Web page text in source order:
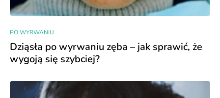
PO WYRWANIU
Dziąsła po wyrwaniu zęba – jak sprawić, że
wygoją się szybciej?